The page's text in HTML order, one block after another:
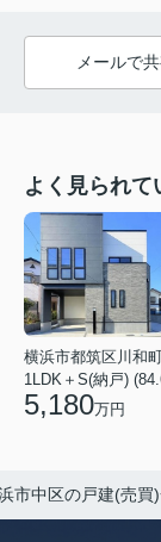
メールで
よく見られて
横浜市都筑区川和
5,180万円
市中区の戸建(売買